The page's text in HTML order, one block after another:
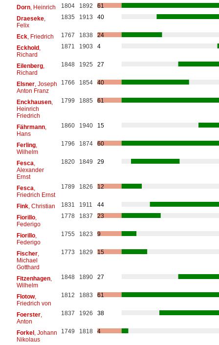
Dorn, Heinrich 1804 1892
61
Draeseke,
Felix
1835 1913 40
Eck, Friedrich 1767 1838
24
Eckhold,
Richard
1871 1903 4
Eilenberg,
Richard
1848 1925 27
Elsner, Joseph
Anton Franz
1766 1854 40
Enckhausen,
Heinrich
Friedrich
1799 1885 61
Fährmann,
Hans
1860 1940 15
Ferling,
Wilhelm
1796 1874 60
Fesca
Alexander
Ernst
1820 1849 29
Fesca
Friedrich Ernst
1789 1826 12
Fink, Christian 1831 1911
44
Fiorillo,
Federigo
1778 1837 23
Fiorillo,
Federigo
1755 1823 9
Fischer,
Michael
Gotthard
1773 1829 15
Fitzenhagen,
Wilhelm
1848 1890 27
Flotow,
Friedrich von
1812 1883 61
Foerster,
Anton
1837 1926 38
Forkel, Johann
Nikolaus
1749 1818 4